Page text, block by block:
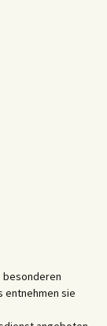
besonderen
entnehmen sie